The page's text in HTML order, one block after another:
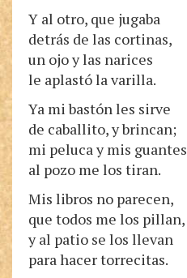
Y al otro, que jugaba
detrás de las cortinas,
un ojo y las narices
le aplastó la varilla.
Ya mi bastón les sirve
de caballito, y brincan;
mi peluca y mis guantes
al pozo me los tiran.
Mis libros no parecen,
que todos me los pillan,
y al patio se los llevan
para hacer torrecitas.